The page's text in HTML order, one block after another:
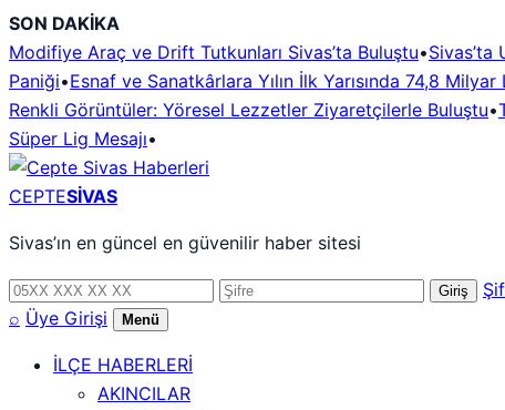
İçeriğe
geç
SON DAKİKA
Modifiye Araç ve Drift Tutkunları Sivas’ta Buluştu•Sivas’ta
Paniği•Esnaf ve Sanatkârlara Yılın İlk Yarısında 74,8 Milyar
Renkli Görüntüler: Yöresel Lezzetler Ziyaretçilerle Buluştu•
Süper Lig Mesajı•
CEPTESİVAS
Sivas’ın en güncel en güvenilir haber sitesi
Telefon
numarası
Şifre Giriş
⌕ Üye Girişi Menü
İLÇE HABERLERİ
AKINCILAR